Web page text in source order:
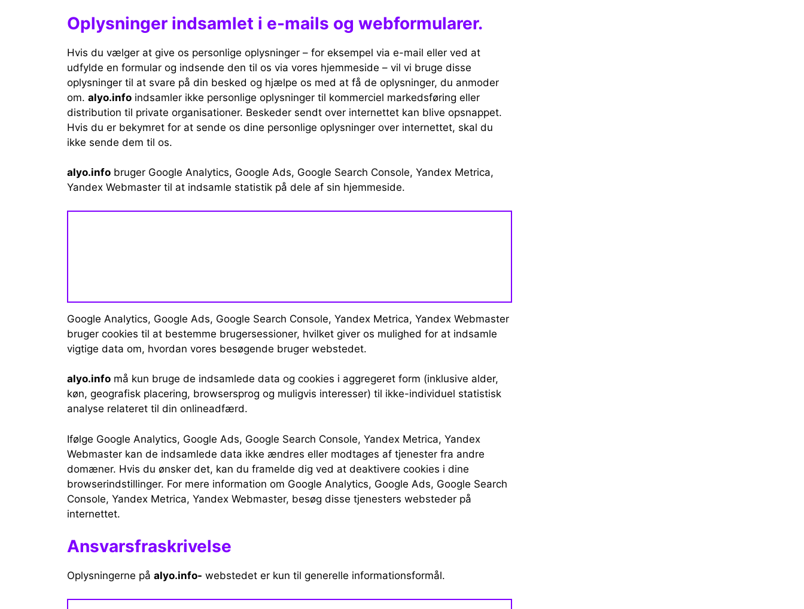
Oplysninger indsamlet i e-mails og webformularer.
Hvis du vælger at give os personlige oplysninger – for eksempel via e-mail eller ved at
udfylde en formular og indsende den til os via vores hjemmeside – vil vi bruge disse
oplysninger til at svare på din besked og hjælpe os med at få de oplysninger, du anmoder
om. alyo.info indsamler ikke personlige oplysninger til kommerciel markedsføring eller
distribution til private organisationer. Beskeder sendt over internettet kan blive opsnappet.
Hvis du er bekymret for at sende os dine personlige oplysninger over internettet, skal du
ikke sende dem til os.
alyo.info bruger Google Analytics, Google Ads, Google Search Console, Yandex Metrica,
Yandex Webmaster til at indsamle statistik på dele af sin hjemmeside.
Google Analytics, Google Ads, Google Search Console, Yandex Metrica, Yandex Webmaster
bruger cookies til at bestemme brugersessioner, hvilket giver os mulighed for at indsamle
vigtige data om, hvordan vores besøgende bruger webstedet.
alyo.info må kun bruge de indsamlede data og cookies i aggregeret form (inklusive alder,
køn, geografisk placering, browsersprog og muligvis interesser) til ikke-individuel statistisk
analyse relateret til din onlineadfærd.
Ifølge Google Analytics, Google Ads, Google Search Console, Yandex Metrica, Yandex
Webmaster kan de indsamlede data ikke ændres eller modtages af tjenester fra andre
domæner. Hvis du ønsker det, kan du framelde dig ved at deaktivere cookies i dine
browserindstillinger. For mere information om Google Analytics, Google Ads, Google Search
Console, Yandex Metrica, Yandex Webmaster, besøg disse tjenesters websteder på
internettet.
Ansvarsfraskrivelse
Oplysningerne på alyo.info- webstedet er kun til generelle informationsformål.